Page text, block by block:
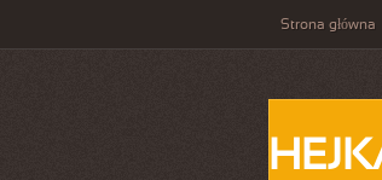
Strona główna